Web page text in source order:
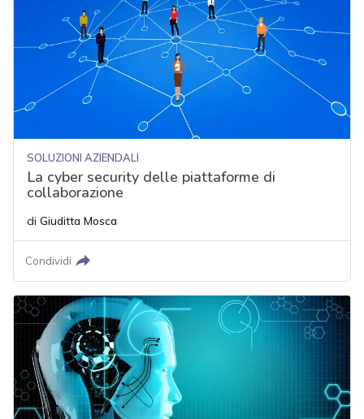
SOLUZIONI AZIENDALI
La cyber security delle piattaforme di
collaborazione
di Giuditta Mosca
Condividi